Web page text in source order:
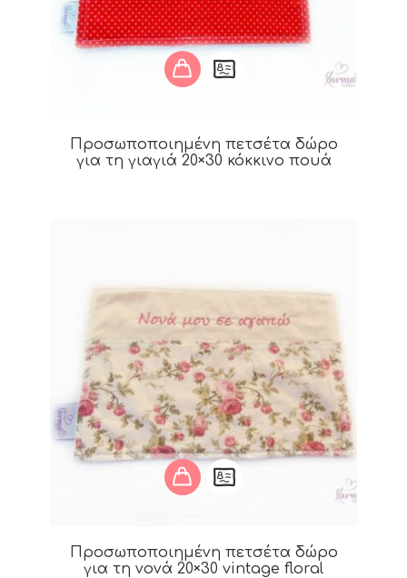
Προσωποποιημένη πετσέτα δώρο
για τη γιαγιά 20×30 κόκκινο πουά
Προσωποποιημένη πετσέτα δώρο
για τη νονά 20×30 vintage floral